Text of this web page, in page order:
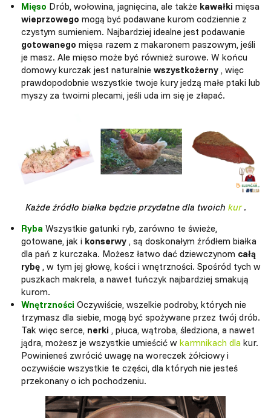
Mięso Drób, wołowina, jagnięcina, ale także kawałki mięsa
wieprzowego mogą być podawane kurom codziennie z
czystym sumieniem. Najbardziej idealne jest podawanie
gotowanego mięsa razem z makaronem paszowym, jeśli
je masz. Ale mięso może być również surowe. W końcu
domowy kurczak jest naturalnie wszystkożerny , więc
prawdopodobnie wszystkie twoje kury jedzą małe ptaki lub
myszy za twoimi plecami, jeśli uda im się je złapać.
Każde źródło białka będzie przydatne dla twoich kur.
Ryba Wszystkie gatunki ryb, zarówno te świeże,
gotowane, jak i konserwy , są doskonałym źródłem białka
dla pań z kurczaka. Możesz łatwo dać dziewczynom całą
rybę , w tym jej głowę, kości i wnętrzności. Spośród tych w
puszkach makrela, a nawet tuńczyk najbardziej smakują
kurom.
Wnętrzności Oczywiście, wszelkie podroby, których nie
trzymasz dla siebie, mogą być spożywane przez twój drób.
Tak więc serce, nerki , płuca, wątroba, śledziona, a nawet
jądra, możesz je wszystkie umieścić w karmnikach dla kur.
Powinieneś zwrócić uwagę na woreczek żółciowy i
oczywiście wszystkie te części, dla których nie jesteś
przekonany o ich pochodzeniu.